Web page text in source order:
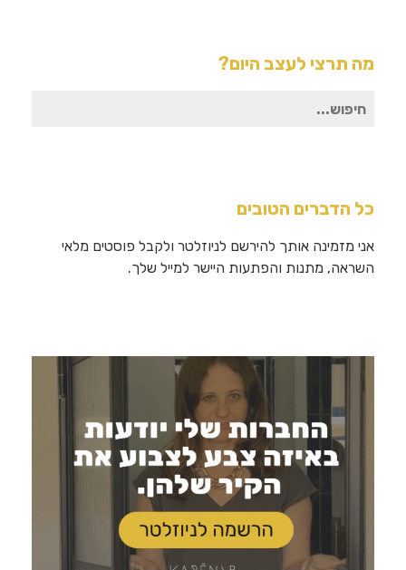
מה תרצי לעצב היום?
חיפוש
כל הדברים הטובים
אני מזמינה אותך להירשם לניוזלטר ולקבל פוסטים מלאי
השראה, מתנות והפתעות היישר למייל שלך.